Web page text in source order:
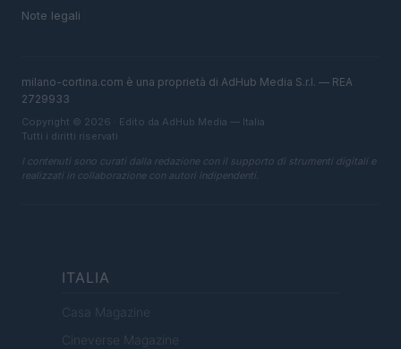
Note legali
milano-cortina.com è una proprietà di AdHub Media S.r.l. — REA
2729933
Copyright © 2026 · Edito da AdHub Media — Italia
Tutti i diritti riservati
I contenuti sono curati dalla redazione con il supporto di strumenti digitali e
realizzati in collaborazione con autori indipendenti.
ITALIA
Casa Magazine
Cineverse Magazine